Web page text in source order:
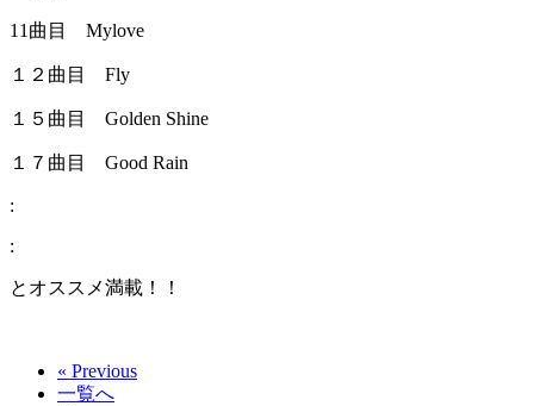
11曲目 Mylove
１２曲目 Fly
１５曲目 Golden Shine
１７曲目 Good Rain
:
:
とオススメ満載！！
« Previous
一覧へ